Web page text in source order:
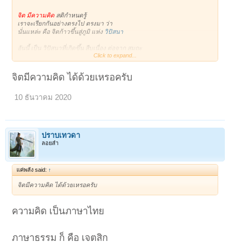
จิต มีความคิด สติกำหนดรู้
เราจะเรียกกันอย่างตรงไป ตรงมา ว่า
นั่นแหล่ะ คือ จิตก้าวขึ้นสู่ภูมิ แห่ง วิปัสนา
อันนี้ เป็น วิปัสนาที่เกิดขึ้น สืบเนื่อง ต่อจาก สมถะ
Click to expand...
จิตมีความคิด ได้ด้วยเหรอครับ
10 ธันวาคม 2020
ปราบเทวดา
ลอยลำ
แค่พลัง said: ↑
จิตมีความคิด ได้ด้วยเหรอครับ
ความคิด เป็นภาษาไทย
ภาษาธรรม ก็ คือ เจตสิก